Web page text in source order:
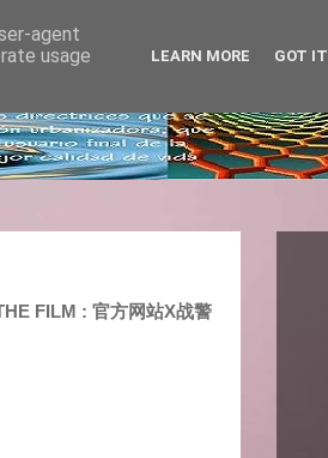
FILM : 官方网站X战警
agent
usage
LEARN MORE GOT IT